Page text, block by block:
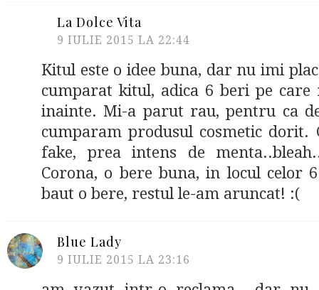
La Dolce Vita
9 IULIE 2015 LA 22:44
Kitul este o idee buna, dar nu imi
cumparat kitul, adica 6 beri pe care
inainte. Mi-a parut rau, pentru ca
cumparam produsul cosmetic dorit.
fake, prea intens de
Corona, o bere buna, in locul celor
baut o bere, restul le-am aruncat! :(
Blue Lady
9 IULIE 2015 LA 23:16